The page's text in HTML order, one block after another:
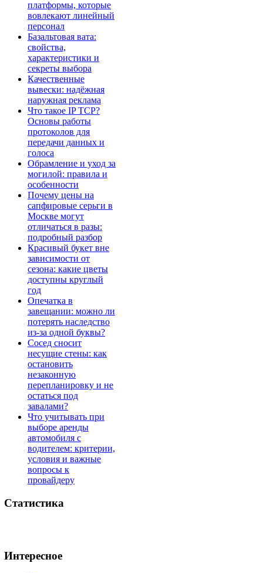
платформы, которые
вовлекают линейный
персонал
Базальтовая вата:
свойства,
характеристики и
секреты выбора
Качественные
вывески: надёжная
наружная реклама
Что такое IP TCP?
Основы работы
протоколов для
передачи данных и
голоса
Обрамление и уход за
могилой: правила и
особенности
Почему цены на
сапфировые серьги в
Москве могут
отличаться в разы:
подробный разбор
Красивый букет вне
зависимости от
сезона: какие цветы
доступны круглый
год
Опечатка в
завещании: можно ли
потерять наследство
из-за одной буквы?
Сосед сносит
несущие стены: как
остановить
незаконную
перепланировку и не
остаться под
завалами?
Что учитывать при
выборе аренды
автомобиля с
водителем: критерии,
условия и важные
вопросы к
провайдеру
Статистика
Интересное